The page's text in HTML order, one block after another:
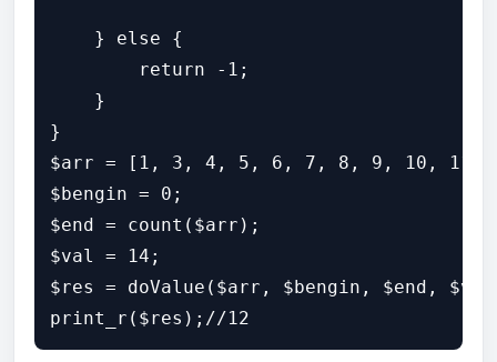
    } else {
        return -1;
    }
}
$arr = [1, 3, 4, 5, 6, 7, 8, 9, 10, 11,
$bengin = 0;
$end = count($arr);
$val = 14;
$res = doValue($arr, $bengin, $end,